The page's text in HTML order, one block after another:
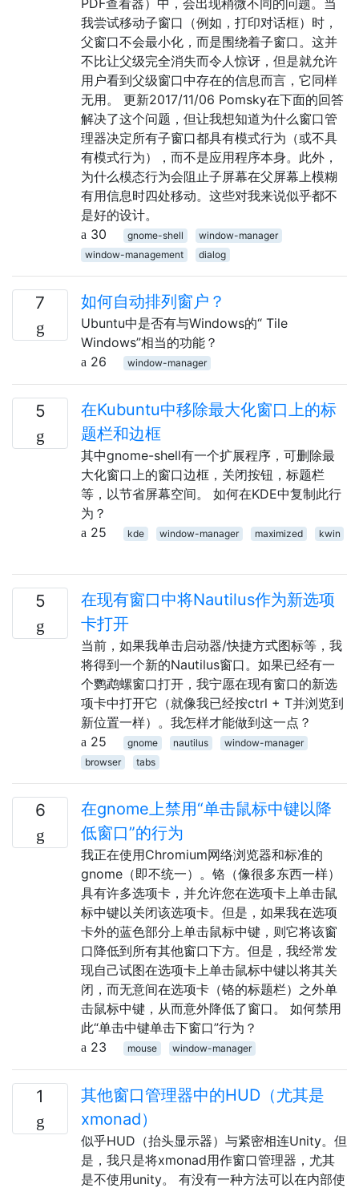
我尝试移动子窗口（例如，打印对话框）时，
父窗口不会最小化，而是围绕着子窗口。这并
不比让父级完全消失而令人惊讶，但是就允许
用户看到父级窗口中存在的信息而言，它同样
无用。 更新2017/11/06 Pomsky在下面的回答
解决了这个问题，但让我想知道为什么窗口管
理器决定所有子窗口都具有模式行为（或不具
有模式行为），而不是应用程序本身。此外，
为什么模态行为会阻止子屏幕在父屏幕上模糊
有用信息时四处移动。这些对我来说似乎都不
是好的设计。
30
gnome-shell
window-manager
window-management
dialog
7 如何自动排列窗户？
Ubuntu中是否有与Windows的“ Tile
Windows”相当的功能？
26
window-manager
5
在Kubuntu中移除最大化窗口上的标
题栏和边框
其中gnome-shell有一个扩展程序，可删除最
大化窗口上的窗口边框，关闭按钮，标题栏
等，以节省屏幕空间。 如何在KDE中复制此行
为？
25
kde window-manager maximized kwin
5
在现有窗口中将Nautilus作为新选项
卡打开
当前，如果我单击启动器/快捷方式图标等，我
将得到一个新的Nautilus窗口。如果已经有一
个鹦鹉螺窗口打开，我宁愿在现有窗口的新选
项卡中打开它（就像我已经按ctrl + T并浏览到
新位置一样）。我怎样才能做到这一点？
25
gnome nautilus
window-manager
browser
tabs
6
在gnome上禁用“单击鼠标中键以降
低窗口”的行为
我正在使用Chromium网络浏览器和标准的
gnome（即不统一）。铬（像很多东西一样）
具有许多选项卡，并允许您在选项卡上单击鼠
标中键以关闭该选项卡。但是，如果我在选项
卡外的蓝色部分上单击鼠标中键，则它将该窗
口降低到所有其他窗口下方。但是，我经常发
现自己试图在选项卡上单击鼠标中键以将其关
闭，而无意间在选项卡（铬的标题栏）之外单
击鼠标中键，从而意外降低了窗口。 如何禁用
此“单击中键单击下窗口”行为？
23
mouse window-manager
1
其他窗口管理器中的HUD（尤其是
xmonad）
似乎HUD（抬头显示器）与紧密相连Unity。但
是，我只是将xmonad用作窗口管理器，尤其
是不使用unity。 有没有一种方法可以在内部使